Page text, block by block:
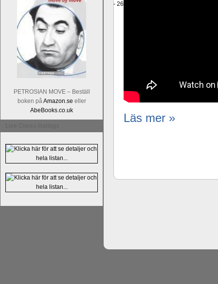
PETROSIAN MOVE – Beställ
boken påAmazon.se eller
AbeBooks.co.uk
- 26 januari - är det premiär för
Läs mer »